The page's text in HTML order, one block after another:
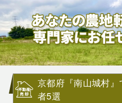
京都府『南山城村
者5選